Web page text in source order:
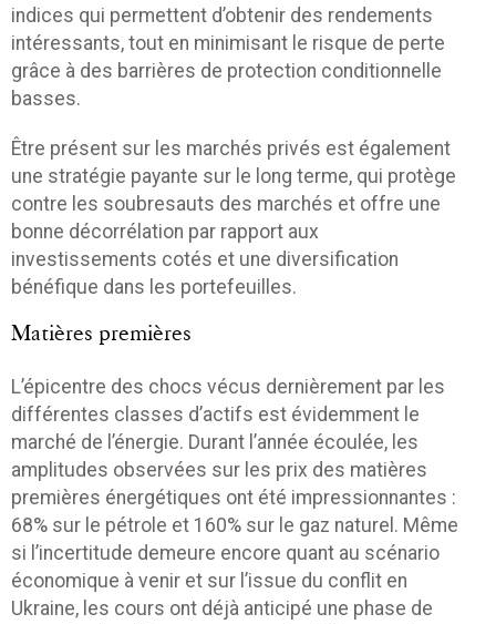
indices qui permettent d’obtenir des rendements
intéressants, tout en minimisant le risque de perte
grâce à des barrières de protection conditionnelle
basses.
Être présent sur les marchés privés est également
une stratégie payante sur le long terme, qui protège
contre les soubresauts des marchés et offre une
bonne décorrélation par rapport aux
investissements cotés et une diversification
bénéfique dans les portefeuilles.
Matières premières
L’épicentre des chocs vécus dernièrement par les
différentes classes d’actifs est évidemment le
marché de l’énergie. Durant l’année écoulée, les
amplitudes observées sur les prix des matières
premières énergétiques ont été impressionnantes :
68% sur le pétrole et 160% sur le gaz naturel. Même
si l’incertitude demeure encore quant au scénario
économique à venir et sur l’issue du conflit en
Ukraine, les cours ont déjà anticipé une phase de